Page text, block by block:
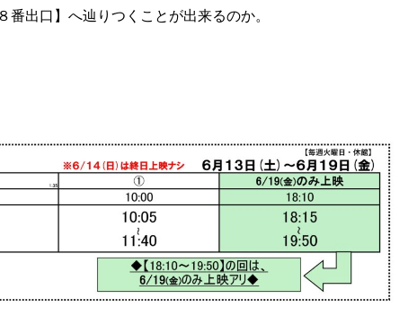
出口】へ辿りつくことが出来るのか。